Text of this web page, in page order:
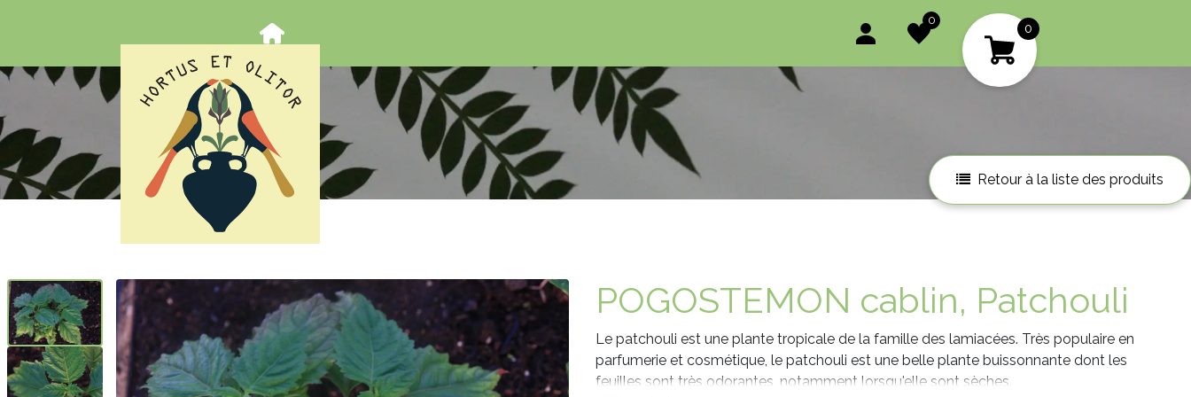
0
0
Retour à la liste des produits
POGOSTEMON cablin, Patchouli
Le patchouli est une plante tropicale de la famille des lamiacées. Très populaire en
parfumerie et cosmétique, le patchouli est une belle plante buissonnante dont les
feuilles sont très odorantes, notamment lorsqu'elle sont sèches.